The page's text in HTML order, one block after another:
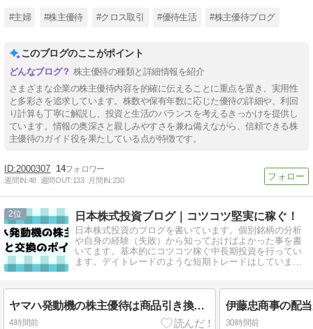
#主婦 #株主優待 #クロス取引 #優待生活 #株主優待ブログ
このブログのここがポイント
株主優待の種類と詳細情報を紹介
さまざまな企業の株主優待内容を的確に伝えることに重点を置き、実用性
と多彩さを追求しています。株数や保有年数に応じた優待の詳細や、利回
り計算も丁寧に解説し、投資と生活のバランスを考えるきっかけを提供し
ています。情報の奥深さと親しみやすさを兼ね備えながら、信頼できる株
主優待のガイド役を果たしている点が特徴です。
2000307 14
週間IN:48 週間OUT:133 月間IN:230
2 日本株式投資ブログ｜コツコツ堅実に稼ぐ！
日本株式投資のブログを書いています。個別銘柄の分析
や自身の経験（失敗）から知っておけばよかった事を書
いてます。基本的にコツコツ稼ぐ中長期投資を行ってい
ます。デイトレードのような短期トレードはしていませ
ヤマハ発動機の株主優待は商品引き換えポイント・株価はレンジ気味の推移から急上昇【7272】
4時間前 30時間前